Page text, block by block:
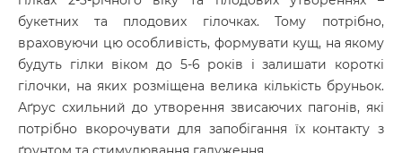
букетних та плодових гілочках. Тому потрібно,
враховуючи цю особливість, формувати кущ, на якому
будуть гілки віком до 5-6 років і залишати короткі
гілочки, на яких розміщена велика кількість бруньок.
Аґрус схильний до утворення звисаючих пагонів, які
потрібно вкорочувати для запобігання їх контакту з